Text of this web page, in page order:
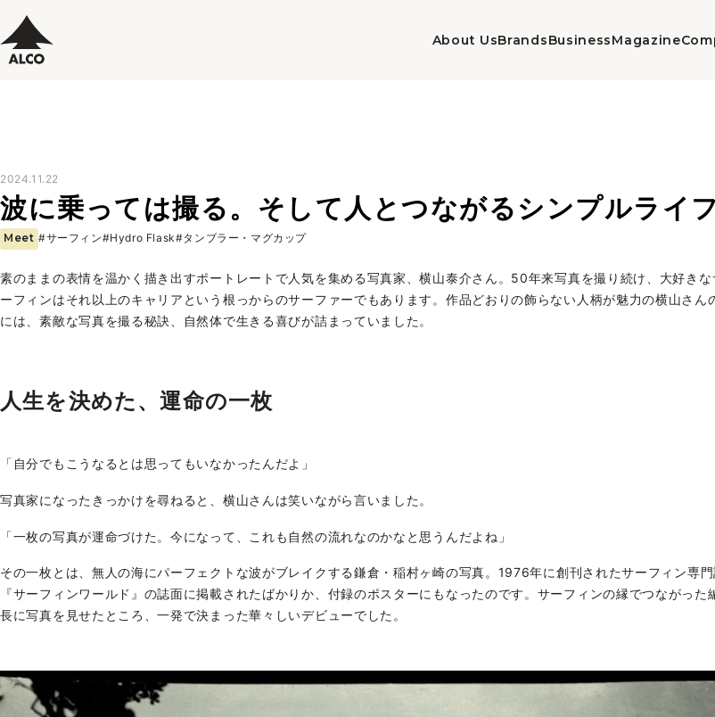
About UsBrandsBusinessMagazine
2024.11.22
波に乗っては撮る。そして人とつながるシンプルライフ
Meet #サーフィン#Hydro Flask#タンブラー・マグカップ
素のままの表情を温かく描き出すポートレートで人気を集める写真家、横山泰介さん。50年来写真を撮り続け、大好きな
ーフィンはそれ以上のキャリアという根っからのサーファーでもあります。作品どおりの飾らない人柄が魅力の横山さん
には、素敵な写真を撮る秘訣、自然体で生きる喜びが詰まっていました。
人生を決めた、運命の一枚
「自分でもこうなるとは思ってもいなかったんだよ」
写真家になったきっかけを尋ねると、横山さんは笑いながら言いました。
「一枚の写真が運命づけた。今になって、これも自然の流れなのかなと思うんだよね」
その一枚とは、無人の海にパーフェクトな波がブレイクする鎌倉・稲村ヶ崎の写真。1976年に創刊されたサーフィン専
『サーフィンワールド』の誌面に掲載されたばかりか、付録のポスターにもなったのです。サーフィンの縁でつながった
長に写真を見せたところ、一発で決まった華々しいデビューでした。